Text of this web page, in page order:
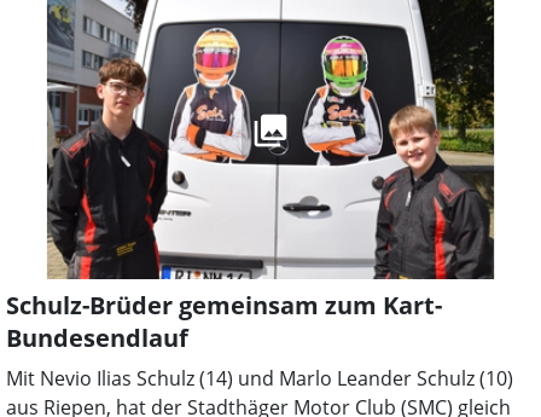
Schulz-Brüder gemeinsam zum Kart-
Bundesendlauf
Mit Nevio Ilias Schulz (14) und Marlo Leander Schulz (10)
aus Riepen, hat der Stadthäger Motor Club (SMC) gleich